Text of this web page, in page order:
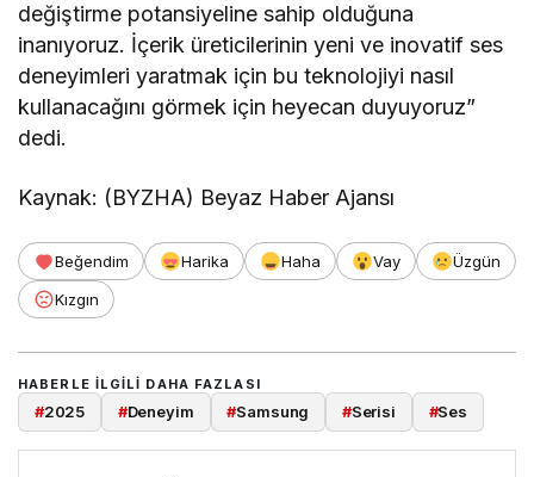
değiştirme potansiyeline sahip olduğuna
inanıyoruz. İçerik üreticilerinin yeni ve inovatif ses
deneyimleri yaratmak için bu teknolojiyi nasıl
kullanacağını görmek için heyecan duyuyoruz”
dedi.
Kaynak: (BYZHA) Beyaz Haber Ajansı
Beğendim Harika Haha Vay
Üzgün
Kızgın
HABERLE ILGILI DAHA FAZLASI
#2025 #Deneyim #Samsung #Serisi #Ses